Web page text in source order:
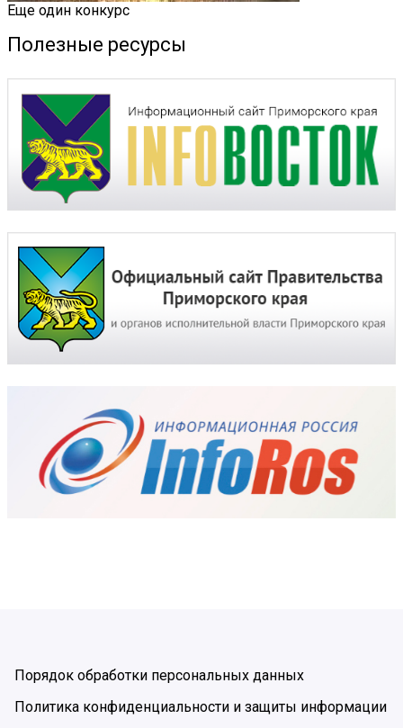
Еще один конкурс
Полезные ресурсы
Порядок обработки персональных данных
Политика конфиденциальности и защиты информации